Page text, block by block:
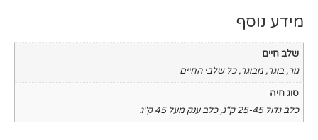
כל שלבי החיים
,כלב ענק מעל 45 ק"ג